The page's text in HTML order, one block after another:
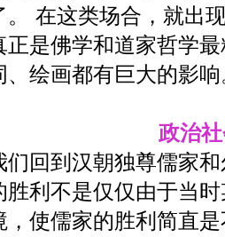
在这类场合，就出
正是佛学和道家哲学
、绘画都有巨大的影
政治
们回到汉朝独尊儒家
胜利不是仅仅由于当
，使儒家的胜利简直